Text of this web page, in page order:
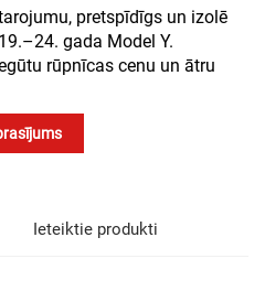
pretspīdīgs un izolē
gada Model Y.
rūpnīcas cenu un ātru
Ieteiktie produkti